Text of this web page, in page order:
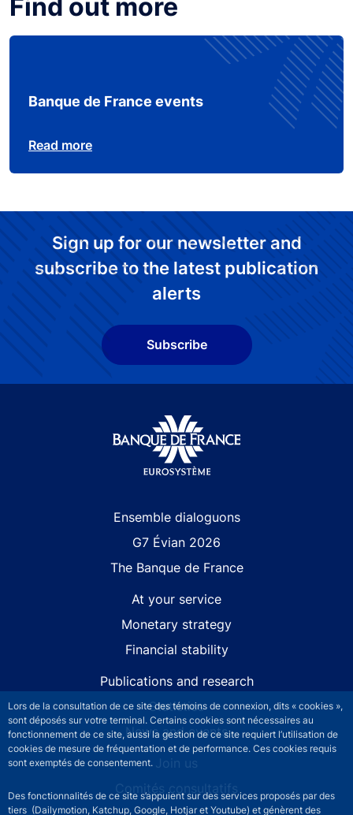
Lors de la consultation de ce site des témoins de connexion, dits « cookies »,
sont déposés sur votre terminal. Certains cookies sont nécessaires au
fonctionnement de ce site, aussi la gestion de ce site requiert l’utilisation de
cookies de mesure de fréquentation et de performance. Ces cookies requis
sont exemptés de consentement.
Des fonctionnalités de ce site s’appuient sur des services proposés par des
tiers (Dailymotion, Katchup, Google, Hotjar et Youtube) et génèrent des
Find out more
Banque de France events
Read more
Sign up for our newsletter and
subscribe to the latest publication
alerts
Subscribe
Ensemble dialoguons
G7 Évian 2026
The Banque de France
At your service
Monetary strategy
Financial stability
Publications and research
Statistics
News and events
Join us
Comités consultatifs